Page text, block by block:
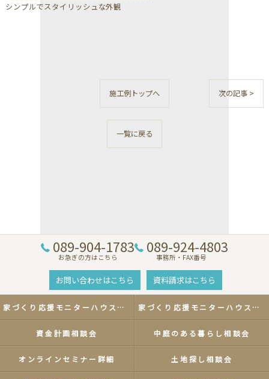
シンプルでスタイリッシュな外観
施工例トップへ 次の記事 >
一覧に戻る
089-904-1783
お急ぎの方はこちら
089-924-4803
事務所・FAX番号
お問い合わせはこちら 資料請求はこちら
家づくり応援モニターハウスキャンペーン 家づくり応援モニターハウスキャンペーン
資金計画相談会 中庭のある暮らし相談会
オンラインセミナー詳細 土地探し相談会